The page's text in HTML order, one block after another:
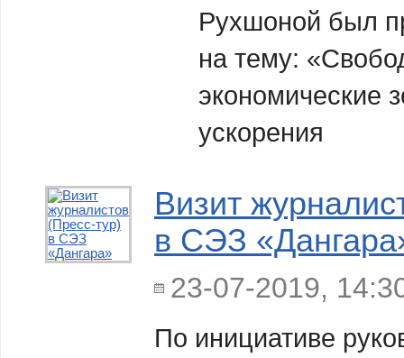
Рухшоной был
на тему:
экономические
ускорения
Визит
в СЭЗ
23-07-2019,
По инициативе